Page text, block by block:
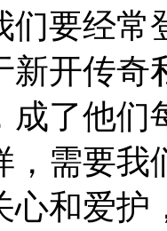
们要经常
新开传奇
成了他们
，需要我
心和爱护